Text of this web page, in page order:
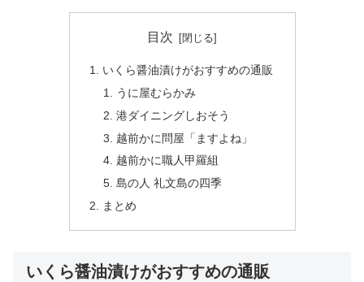
目次
いくら醤油漬けがおすすめの通販
うに屋むらかみ
港ダイニングしおそう
越前かに問屋「ますよね」
越前かに職人甲羅組
島の人 礼文島の四季
まとめ
いくら醤油漬けがおすすめの通販